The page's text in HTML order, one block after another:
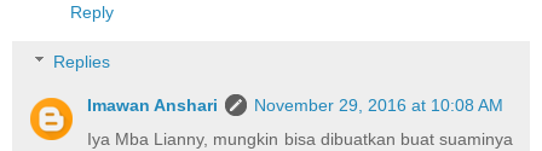
Reply
Replies
Imawan Anshari
November 29, 2016 at 10:08 AM
Iya Mba Lianny, mungkin bisa dibuatkan buat suaminya